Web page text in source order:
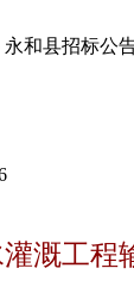
永和县招标公
溉工程